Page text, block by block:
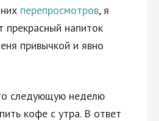
перепросмотров, я
прекрасный напиток
привычкой и явно
следующую неделю
кофе с утра. В ответ